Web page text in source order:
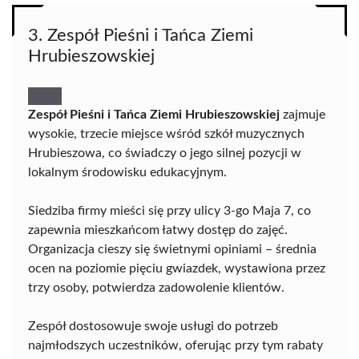
3. Zespół Pieśni i Tańca Ziemi
Hrubieszowskiej
Zespół Pieśni i Tańca Ziemi Hrubieszowskiej zajmuje
wysokie, trzecie miejsce wśród szkół muzycznych
Hrubieszowa, co świadczy o jego silnej pozycji w
lokalnym środowisku edukacyjnym.
Siedziba firmy mieści się przy ulicy 3-go Maja 7, co
zapewnia mieszkańcom łatwy dostęp do zajęć.
Organizacja cieszy się świetnymi opiniami – średnia
ocen na poziomie pięciu gwiazdek, wystawiona przez
trzy osoby, potwierdza zadowolenie klientów.
Zespół dostosowuje swoje usługi do potrzeb
najmłodszych uczestników, oferując przy tym rabaty